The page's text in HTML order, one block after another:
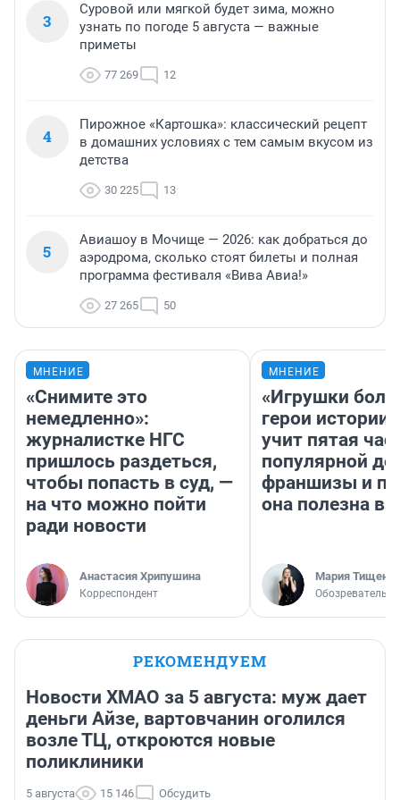
3
Суровой или мягкой будет зима, можно
узнать по погоде 5 августа — важные
приметы
77 269 12
4
Пирожное «Картошка»: классический рецепт
в домашних условиях с тем самым вкусом из
детства
30 225 13
5
Авиашоу в Мочище — 2026: как добраться до
аэродрома, сколько стоят билеты и полная
программа фестиваля «Вива Авиа!»
27 265 50
МНЕНИЕ
«Снимите это
немедленно»:
журналистке НГС
пришлось раздеться,
чтобы попасть в суд, —
на что можно пойти
ради новости
Анастасия Хрипушина
Корреспондент
МНЕНИЕ
«Игрушки
герои
учит пятая
популярной
франшизы и
она полезна
Мария Тищенко
Обозреватель
РЕКОМЕНДУЕМ
Новости ХМАО за 5 августа: муж дает
деньги Айзе, вартовчанин оголился
возле ТЦ, откроются новые
поликлиники
5 августа 15 146 Обсудить